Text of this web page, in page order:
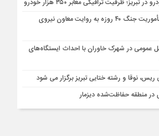
ظرفیت ترافیکی معابر ۳۵۰ هزار خودرو
خطرناک‌ترین مأموریت جنگ ۴۰ روزه به روایت معاون نیروی
عمومی در شهرک خاوران با احداث ایستگاه‌های
نوقا و رشته ختایی تبریز برگزار می شود
منطقه حفاظت‌شده دیزمار